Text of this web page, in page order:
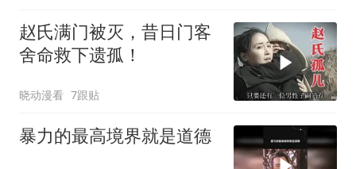
赵氏满门被灭，昔日门客
舍命救下遗孤！
晓动漫看 7跟贴
暴力的最高境界就是道德